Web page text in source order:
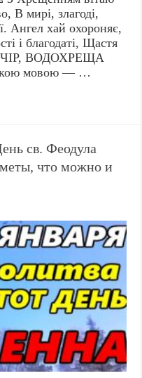
В мирі, злагоді,
Ангел хай охороняє,
і благодаті, Щастя
ВОДОХРЕЩА
мовою — …
св. Феодула
что можно и